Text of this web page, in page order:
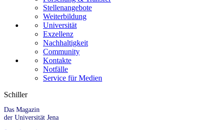
Stellenangebote
Weiterbildung
Universität
Exzellenz
Nachhaltigkeit
Community
Kontakte
Notfälle
Service für Medien
Schiller
Das Magazin
der Universität Jena